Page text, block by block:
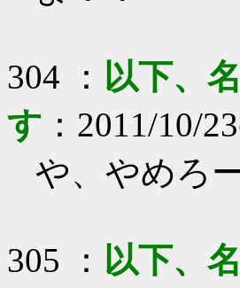
304 ： 以下、
す ： 2011/10/
や、やめろ
305 ： 以下、